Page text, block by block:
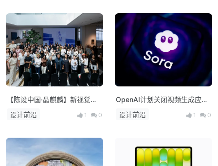
【陈设中国·晶麒麟】新视觉亮
相 布局未来人居新生态
设计前沿 1 0
OpenAI计划关闭视频生成应用
Sora，上线仅约15个月
设计前沿 1 0